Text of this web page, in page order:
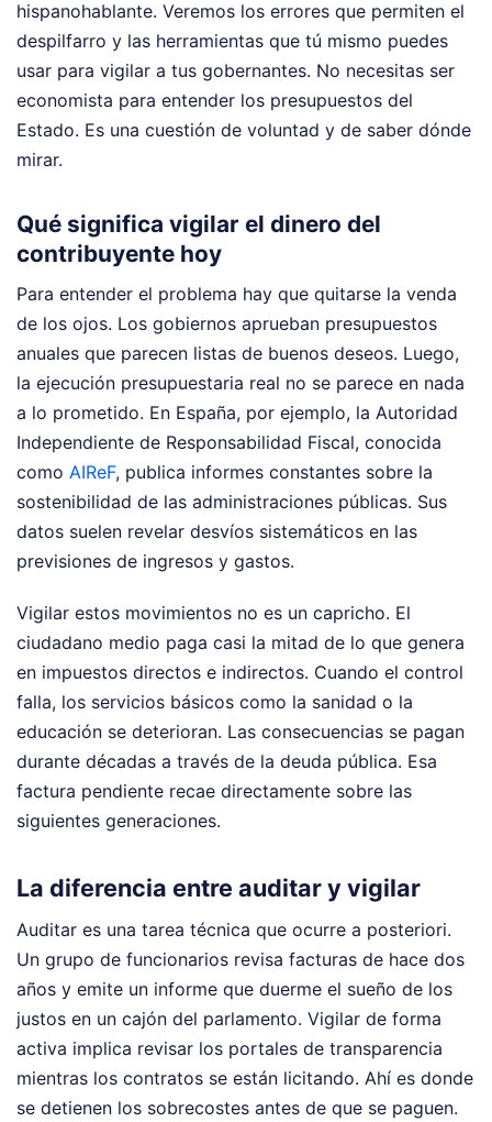
hispanohablante. Veremos los errores que permiten el
despilfarro y las herramientas que tú mismo puedes
usar para vigilar a tus gobernantes. No necesitas ser
economista para entender los presupuestos del
Estado. Es una cuestión de voluntad y de saber dónde
mirar.
Qué significa vigilar el dinero del
contribuyente hoy
Para entender el problema hay que quitarse la venda
de los ojos. Los gobiernos aprueban presupuestos
anuales que parecen listas de buenos deseos. Luego,
la ejecución presupuestaria real no se parece en nada
a lo prometido. En España, por ejemplo, la Autoridad
Independiente de Responsabilidad Fiscal, conocida
como AIReF, publica informes constantes sobre la
sostenibilidad de las administraciones públicas. Sus
datos suelen revelar desvíos sistemáticos en las
previsiones de ingresos y gastos.
Vigilar estos movimientos no es un capricho. El
ciudadano medio paga casi la mitad de lo que genera
en impuestos directos e indirectos. Cuando el control
falla, los servicios básicos como la sanidad o la
educación se deterioran. Las consecuencias se pagan
durante décadas a través de la deuda pública. Esa
factura pendiente recae directamente sobre las
siguientes generaciones.
La diferencia entre auditar y vigilar
Auditar es una tarea técnica que ocurre a posteriori.
Un grupo de funcionarios revisa facturas de hace dos
años y emite un informe que duerme el sueño de los
justos en un cajón del parlamento. Vigilar de forma
activa implica revisar los portales de transparencia
mientras los contratos se están licitando. Ahí es donde
se detienen los sobrecostes antes de que se paguen.